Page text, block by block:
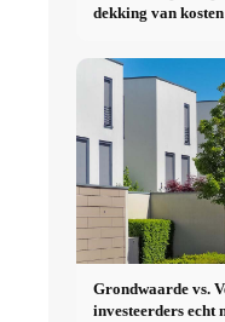
dekking van
Grondwaarde vs.
investeerders echt